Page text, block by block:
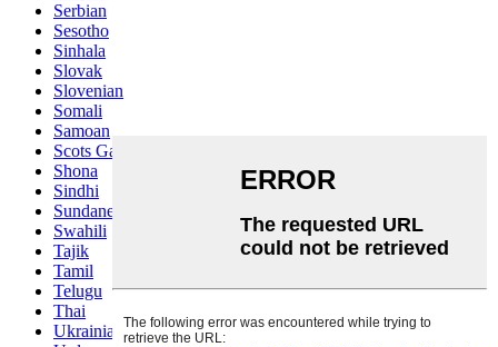
Serbian
Sesotho
Sinhala
Slovak
Slovenian
Somali
Samoan
Scots Gaelic
Shona
Sindhi
Sundanese
Swahili
Tajik
Tamil
Telugu
Thai
Ukrainian